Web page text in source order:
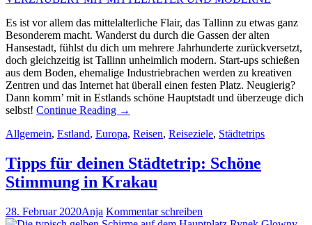
Es ist vor allem das mittelalterliche Flair, das Tallinn zu etwas ganz
Besonderem macht. Wanderst du durch die Gassen der alten
Hansestadt, fühlst du dich um mehrere Jahrhunderte zurückversetzt,
doch gleichzeitig ist Tallinn unheimlich modern. Start-ups schießen
aus dem Boden, ehemalige Industriebrachen werden zu kreativen
Zentren und das Internet hat überall einen festen Platz. Neugierig?
Dann komm’ mit in Estlands schöne Hauptstadt und überzeuge dich
selbst! Continue Reading →
Allgemein, Estland, Europa, Reisen, Reiseziele, Städtetrips
Tipps für deinen Städtetrip: Schöne
Stimmung in Krakau
28. Februar 2020Anja Kommentar schreiben